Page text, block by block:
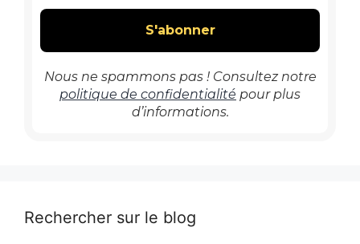
Nous ne spammons pas ! Consultez notre
politique de confidentialité pour plus
d’informations.
Rechercher sur le blog